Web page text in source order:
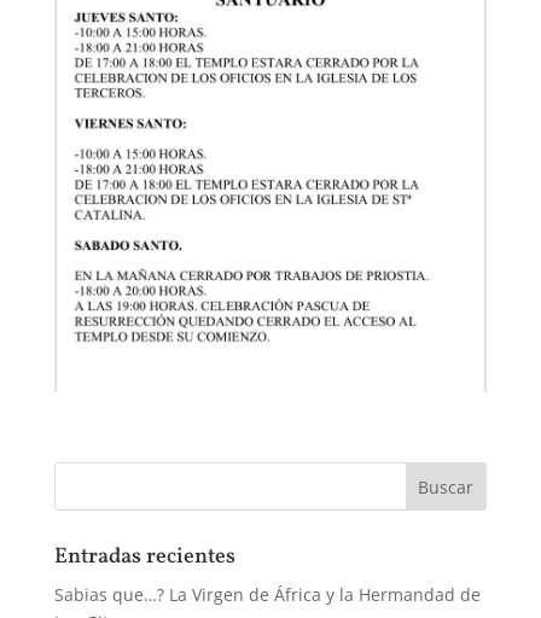
Entradas recientes
Sabias que…? La Virgen de África y la Hermandad de